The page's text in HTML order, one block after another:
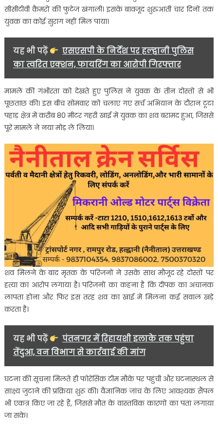
सीसीटीवी कैमरों की फुटेज खंगाली। इसके बावजूद शुरुआती चार दिनों तक
युवक का कोई सुराग नहीं मिल पाया।
यह भी पढ़ें
एसएसपी के निर्देश पर हल्द्वानी पुलिस
का त्वरित एक्शन, फायरिंग का आरोपी गिरफ्तार
मामले की गंभीरता को देखते हुए पुलिस ने युवक के तीन दोस्तों से भी
पूछताछ की। इस बीच सोमवार को चलाए गए सर्च अभियान के दौरान टूटा
पहाड़ क्षेत्र में करीब 80 मीटर गहरी खाई में युवक का शव बरामद हुआ, जिससे
पूरे मामले ने नया मोड़ ले लिया।
शव मिलने के बाद मृतक के परिजनों ने उसके साथ मौजूद रहे दोस्तों पर
हत्या का आरोप लगाया है। परिजनों का कहना है कि दीपक का अचानक
लापता होना और फिर इस तरह शव का खाई में मिलना कई सवाल खड़े
करता है।
यह भी पढ़ें
पंतनगर में रिहायशी इलाके तक पहुंचा
तेंदुआ, वन विभाग से कार्रवाई की मांग
घटना की सूचना मिलते ही फोरेंसिक टीम मौके पर पहुंची और घटनास्थल से
साक्ष्य जुटाने की प्रक्रिया शुरू की। वैज्ञानिक जांच के लिए आवश्यक सैंपल
भी एकत्र किए जा रहे हैं, जिससे मौत के वास्तविक कारणों का पता लगाया
जा सके।